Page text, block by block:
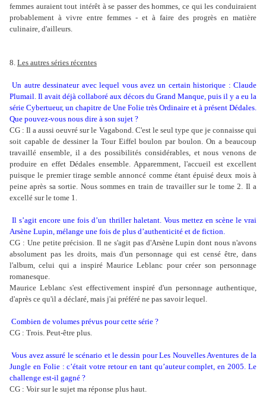
femmes auraient tout intérêt à se passer des hommes, ce qui les conduiraient
probablement à vivre entre femmes - et à faire des progrès en matière
culinaire, d'ailleurs.
8. Les autres séries récentes
Un autre dessinateur avec lequel vous avez un certain historique : Claude
Plumail. Il avait déjà collaboré aux décors du Grand Manque, puis il y a eu la
série Cybertueur, un chapitre de Une Folie très Ordinaire et à présent Dédales.
Que pouvez-vous nous dire à son sujet ?
CG : Il a aussi oeuvré sur le Vagabond. C'est le seul type que je connaisse qui
soit capable de dessiner la Tour Eiffel boulon par boulon. On a beaucoup
travaillé ensemble, il a des possibilités considérables, et nous venons de
produire en effet Dédales ensemble. Apparemment, l'accueil est excellent
puisque le premier tirage semble annoncé comme étant épuisé deux mois à
peine après sa sortie. Nous sommes en train de travailler sur le tome 2. Il a
excellé sur le tome 1.
Il s’agit encore une fois d’un thriller haletant. Vous mettez en scène le vrai
Arsène Lupin, mélange une fois de plus d’authenticité et de fiction.
CG : Une petite précision. Il ne s'agit pas d'Arsène Lupin dont nous n'avons
absolument pas les droits, mais d'un personnage qui est censé être, dans
l'album, celui qui a inspiré Maurice Leblanc pour créer son personnage
romanesque.
Maurice Leblanc s'est effectivement inspiré d'un personnage authentique,
d'après ce qu'il a déclaré, mais j'ai préféré ne pas savoir lequel.
Combien de volumes prévus pour cette série ?
CG : Trois. Peut-être plus.
Vous avez assuré le scénario et le dessin pour Les Nouvelles Aventures de la
Jungle en Folie : c’était votre retour en tant qu’auteur complet, en 2005. Le
challenge est-il gagné ?
CG : Voir sur le sujet ma réponse plus haut.